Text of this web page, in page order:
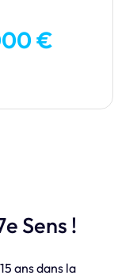
€
Sens !
ans dans la